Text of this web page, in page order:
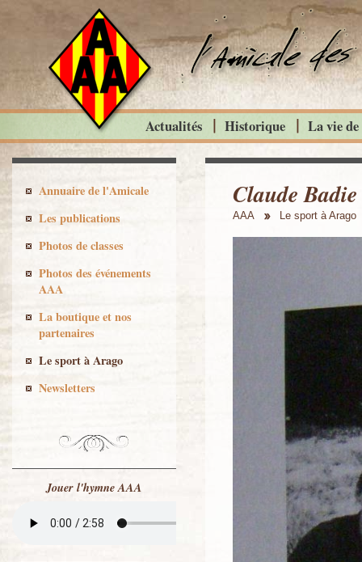
Claude
AAA Le sport à Arago
Actualités Historique La vie
Annuaire de l'Amicale
Les publications
Photos de classes
Photos des événements
AAA
La boutique et nos
partenaires
Le sport à Arago
Newsletters
Jouer l'hymne AAA